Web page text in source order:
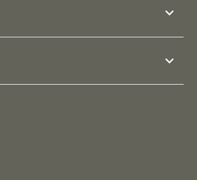
ル expand_more
ついて
expand_more